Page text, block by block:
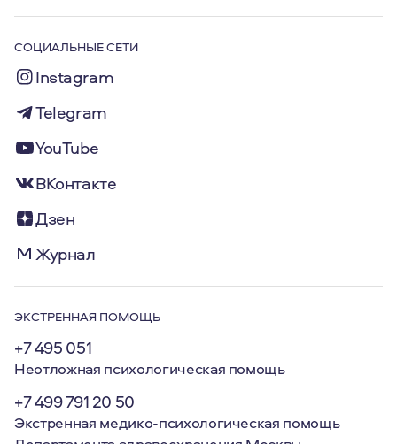
СОЦИАЛЬНЫЕ СЕТИ
Instagram
Telegram
YouTube
ВКонтакте
Дзен
Журнал
ЭКСТРЕННАЯ ПОМОЩЬ
+7 495 051
Неотложная психологическая помощь
+7 499 791 20 50
Экстренная медико-психологическая помощь